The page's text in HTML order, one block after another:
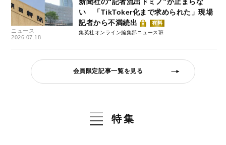
ニュース
2026.07.18
い 「TikToker化まで求められた」現場
記者から不満続出
有料
集英社オンライン編集部ニュース班
会員限定記事一覧を見る
特集